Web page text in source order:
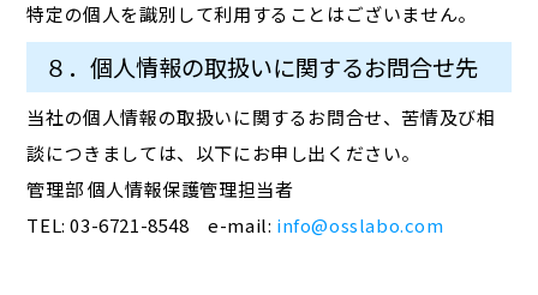
特定の個人を識別して利用することはございません。
８．個人情報の取扱いに関するお問合せ先
当社の個人情報の取扱いに関するお問合せ、苦情及び相
談につきましては、以下にお申し出ください。
管理部 個人情報保護管理担当者
TEL: 03-6721-8548 e-mail: info@osslabo.com